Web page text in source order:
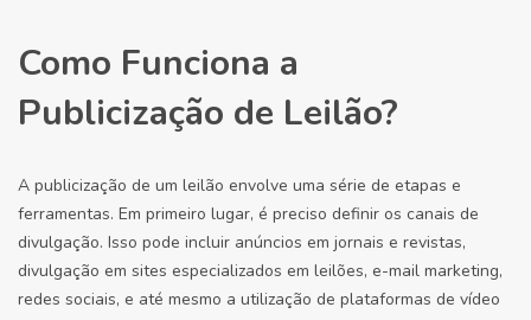
Como Funciona a
Publicização de Leilão?
A publicização de um leilão envolve uma série de etapas e
ferramentas. Em primeiro lugar, é preciso definir os canais de
divulgação. Isso pode incluir anúncios em jornais e revistas,
divulgação em sites especializados em leilões, e-mail marketing,
redes sociais, e até mesmo a utilização de plataformas de vídeo